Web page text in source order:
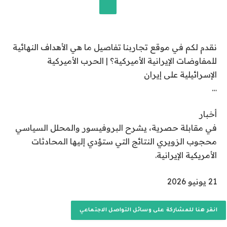
ي
و
ن
ي
2
0
2
6
نقدم لكم في موقع تجاربنا تفاصيل ما هي الأهداف النهائية
للمفاوضات الإيرانية الأميركية؟ | الحرب الأميركية
الإسرائيلية على إيران
…
أخبار
في مقابلة حصرية، يشرح البروفيسور والمحلل السياسي
محجوب الزويري النتائج التي ستؤدي إليها المحادثات
الأمريكية الإيرانية.
ت
ا
ل
21 يونيو 2026
انقر هنا للمشاركة على وسائل التواصل الاجتماعي